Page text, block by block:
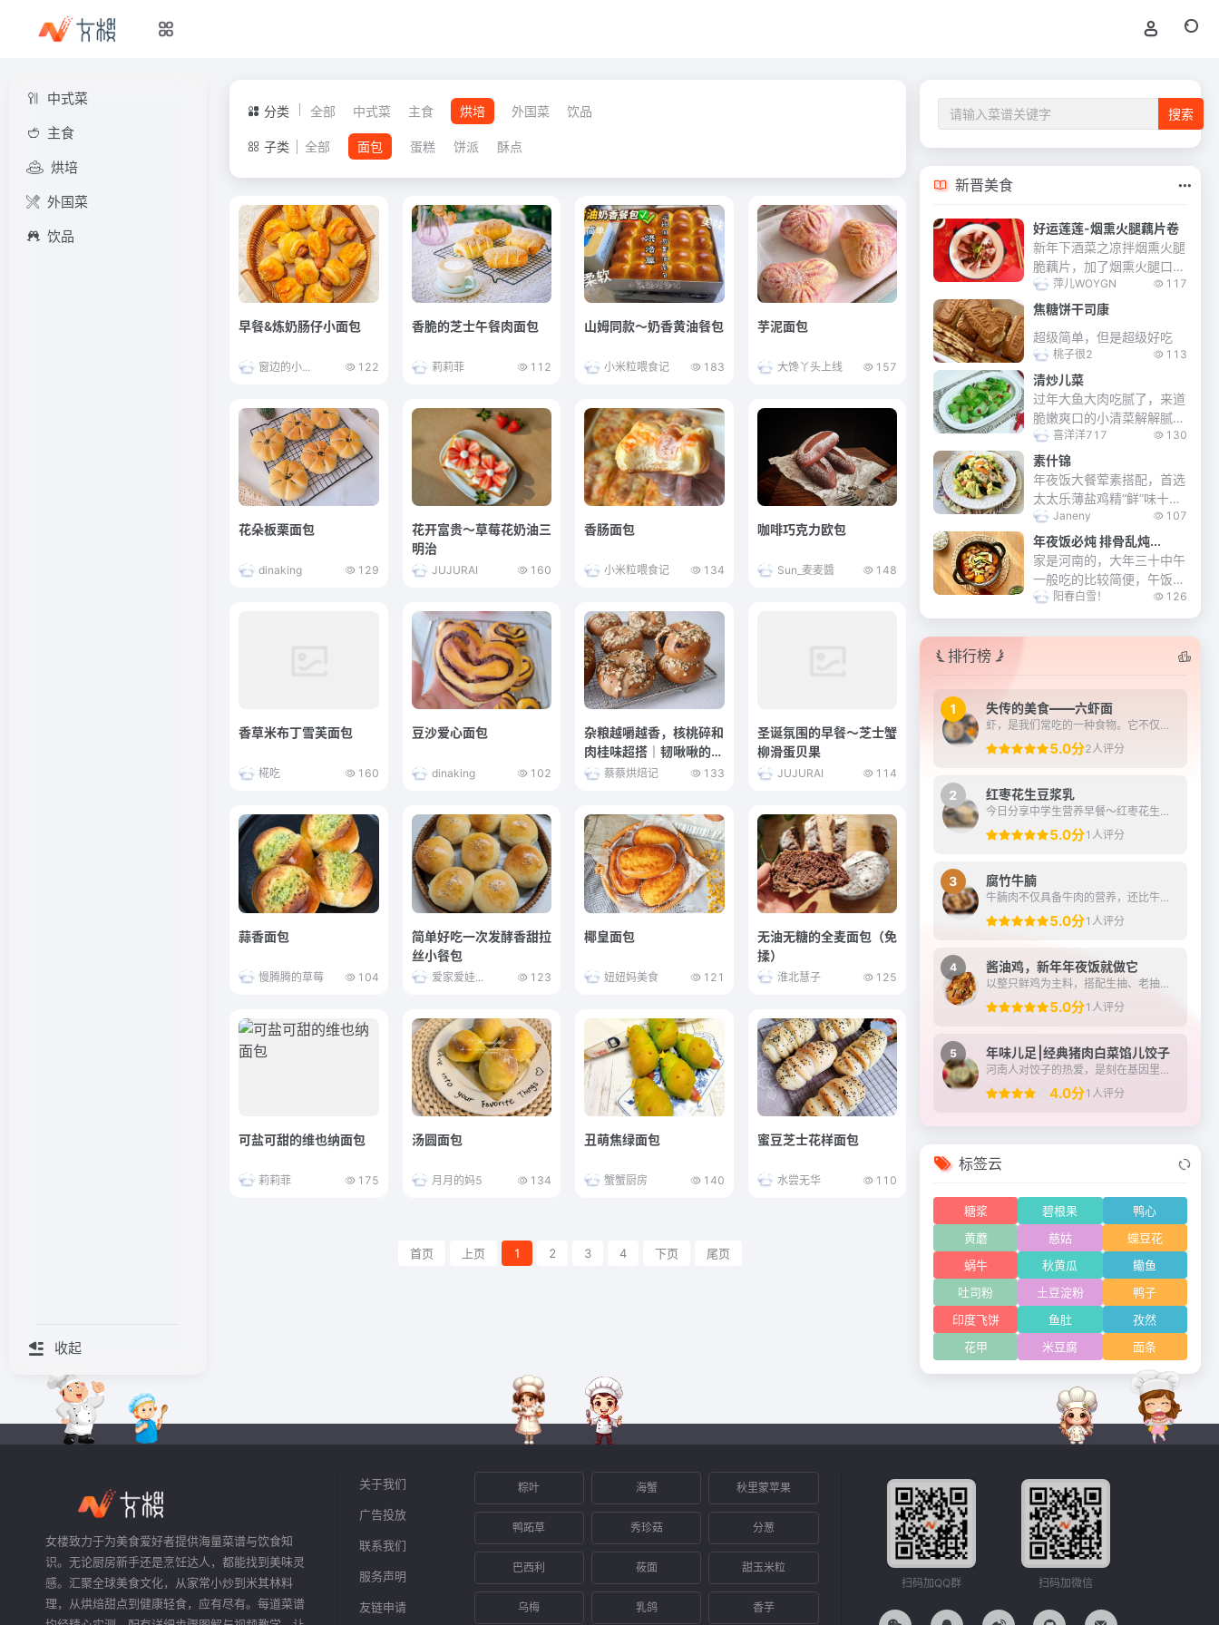
中式菜
主食
烘培
外国菜
饮品
收起
分类 全部 中式菜 主食 烘培 外国菜 饮品
子类 全部 面包 蛋糕 饼派 酥点
早餐&炼奶肠仔小面包
窗边的小... 122
香脆的芝士午餐肉面包
莉莉菲 112
山姆同款～奶香黄油餐包
小米粒喂食记 183
芋泥面包
大馋丫头上线 157
花朵板栗面包
dinaking 129
花开富贵～草莓花奶油三
明治
JUJURAI 160
香肠面包
小米粒喂食记 134
咖啡巧克力欧包
Sun_麦麦醬 148
香草米布丁雪芙面包
椛吃 160
豆沙爱心面包
dinaking 102
杂粮越嚼越香，核桃碎和
肉桂味超搭｜韧啾啾的口
感太爱了！
蔡蔡烘焙记 133
圣诞氛围的早餐～芝士蟹
柳滑蛋贝果
JUJURAI 114
蒜香面包
慢腾腾的草莓 104
简单好吃一次发酵香甜拉
丝小餐包
爱家爱娃... 123
椰皇面包
妞妞妈美食 121
无油无糖的全麦面包（免
揉）
淮北慧子 125
可盐可甜的维也纳面包
莉莉菲 175
汤圆面包
月月的妈5 134
丑萌焦绿面包
蟹蟹厨房 140
蜜豆芝士花样面包
水尝无华 110
首页 上页 1 2 3 4 下页 尾页
新晋美食
好运莲莲-烟熏火腿藕片卷
新年下酒菜之凉拌烟熏火腿
脆藕片，加了烟熏火腿口感
更佳丰富。 提前祝大家新
年快乐！好运连连！
萍儿WOYGN 117
焦糖饼干司康
超级简单，但是超级好吃
桃子很2 113
清炒儿菜
过年大鱼大肉吃腻了，来道
脆嫩爽口的小清菜解解腻。
脆而不柴，口感清脆，太美
味了。
喜洋洋717 130
素什锦
年夜饭大餐荤素搭配，首选
太太乐薄盐鸡精“鲜”味十
足。素什锦餐桌必备素菜之
一…素什锦菜非常美味，由
许多不同品种的蔬菜，水沸
川烫至熟。统一在锅里煸炒
一下，烩在一起，加...
Janeny 107
年夜饭必炖 排骨乱炖...
家是河南的，大年三十中午
一般吃的比较简便，午饭后
开始备馅包饺子，热凉菜等
年夜饭，我们家喜欢三十的
中午炖一锅菜，有肉有素，
咕嘟咕嘟一大锅，配上大米
阳春白雪！ 126
排行榜
1 失传的美食——六虾面
虾，是我们常吃的一种食物。它不仅肉质鲜美，而且富含多种营养物质，对人体健康十分有益。正因为这样，诞生了许多虾类的美食。在《苏州往事》中记载了一道美味但又制作过程复...
5.0分2人评分
2 红枣花生豆浆乳
今日分享中学生营养早餐～红枣花生豆浆乳搭配炼奶蘸油条，有雀巢鹰唛炼奶加持，早餐的浓香与酥脆瞬间升华！
5.0分1人评分
3 腐竹牛腩
牛腩肉不仅具备牛肉的营养，还比牛肉的口感更好，牛腩的筋膜多，炖煮之后更容易吸收汤汁的香味，跟腐竹组合相得益彰，互相补充，腐竹中也可以充分吸饱牛腩的汤汁，多吃不仅能...
5.0分1人评分
4 酱油鸡，新年年夜饭就做它
以整只鲜鸡为主料，搭配生抽、老抽、冰糖及姜葱等调料制成。
5.0分1人评分
5 年味儿足⎮经典猪肉白菜馅儿饺子
河南人对饺子的热爱，是刻在基因里的家乡味、团圆的仪式感……平常宴客节气，民俗节日都会包饺子（不只是吃饺子，但是必不可少）大年三十“守岁”吃，初一早晨吃，取“更岁交...
4.0分1人评分
标签云
糖浆 碧根果
鸭心
黄蘑
慈姑
蝶豆花
蜗牛
秋黄瓜
鳓鱼
吐司粉
土豆淀粉
鸭子
印度飞饼
鱼肚
孜然
花甲
米豆腐 面条
女楼致力于为美食爱好者提供海量菜谱与饮食知
识。无论厨房新手还是烹饪达人，都能找到美味灵
感。汇聚全球美食文化，从家常小炒到米其林料
理，从烘焙甜点到健康轻食，应有尽有。每道菜谱
关于我们
广告投放
联系我们
服务声明
友链申请
粽叶 海蟹 秋里蒙苹果
鸭跖草 秀珍菇 分葱
巴西利 莜面 甜玉米粒
乌梅 乳鸽 香芋
扫码加QQ群 扫码加微信